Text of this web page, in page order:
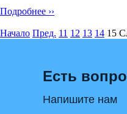
Подробнее ››
Начало Пред. 11 12 13 14 15
Есть
Напишите нам